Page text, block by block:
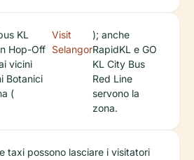
KL
Hop-Off
vicini
Botanici
(
Visit
Selangor
); anche
RapidKL e GO
KL City Bus
Red Line
servono la
zona.
taxi possono lasciare i visitatori